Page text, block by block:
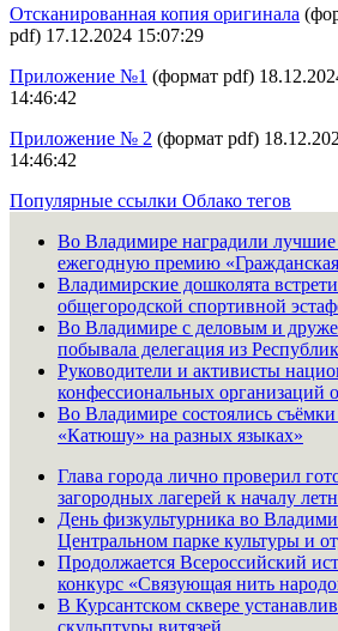
Отсканированная копия оригинала
pdf) 17.12.2024 15:07:29
Приложение №1 (формат pdf)
14:46:42
Приложение № 2 (формат pdf)
14:46:42
Популярные ссылки Облако тегов
Во Владимире наградили
ежегодную премию «Гражданская
Владимирские дошколята
общегородской спортивной
Во Владимире с деловым и
побывала делегация из
Руководители и активисты
конфессиональных организаций
Во Владимире состоялись
«Катюшу» на разных языках»
Глава города лично проверил
загородных лагерей к началу
День физкультурника во
Центральном парке культуры и
Продолжается Всероссийский
конкурс «Связующая нить
В Курсантском сквере
скульптуры витязей